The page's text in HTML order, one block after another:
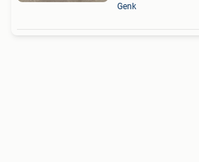
Genk